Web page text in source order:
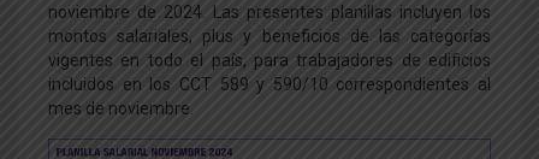
noviembre de 2024. Las presentes planillas incluyen los
montos salariales, plus y beneficios de las categorías
vigentes en todo el país, para trabajadores de edificios
incluidos en los CCT 589 y 590/10 correspondientes al
mes de noviembre.